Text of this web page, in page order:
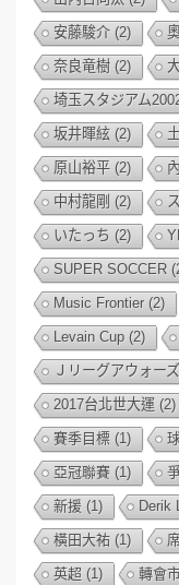
安藤駿介 (2)
奈良竜樹 (2)
埼玉スタジアム
坂井暉絃 (2)
原山裕平 (2)
中村龍剛 (2)
いたっち (2)
SUPER SOCCER
Music Frontier(2)
Levain Cup (2)
Ｊリーグアウォーズ
2017台北世大運 (2)
賽季目標 (1)
亞冠聯賽 (1)
新援 (1) Derik
橫田大祐 (1)
英超 (1) 轉會